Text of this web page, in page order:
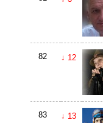
82 ↓ 12
83 ↓ 13